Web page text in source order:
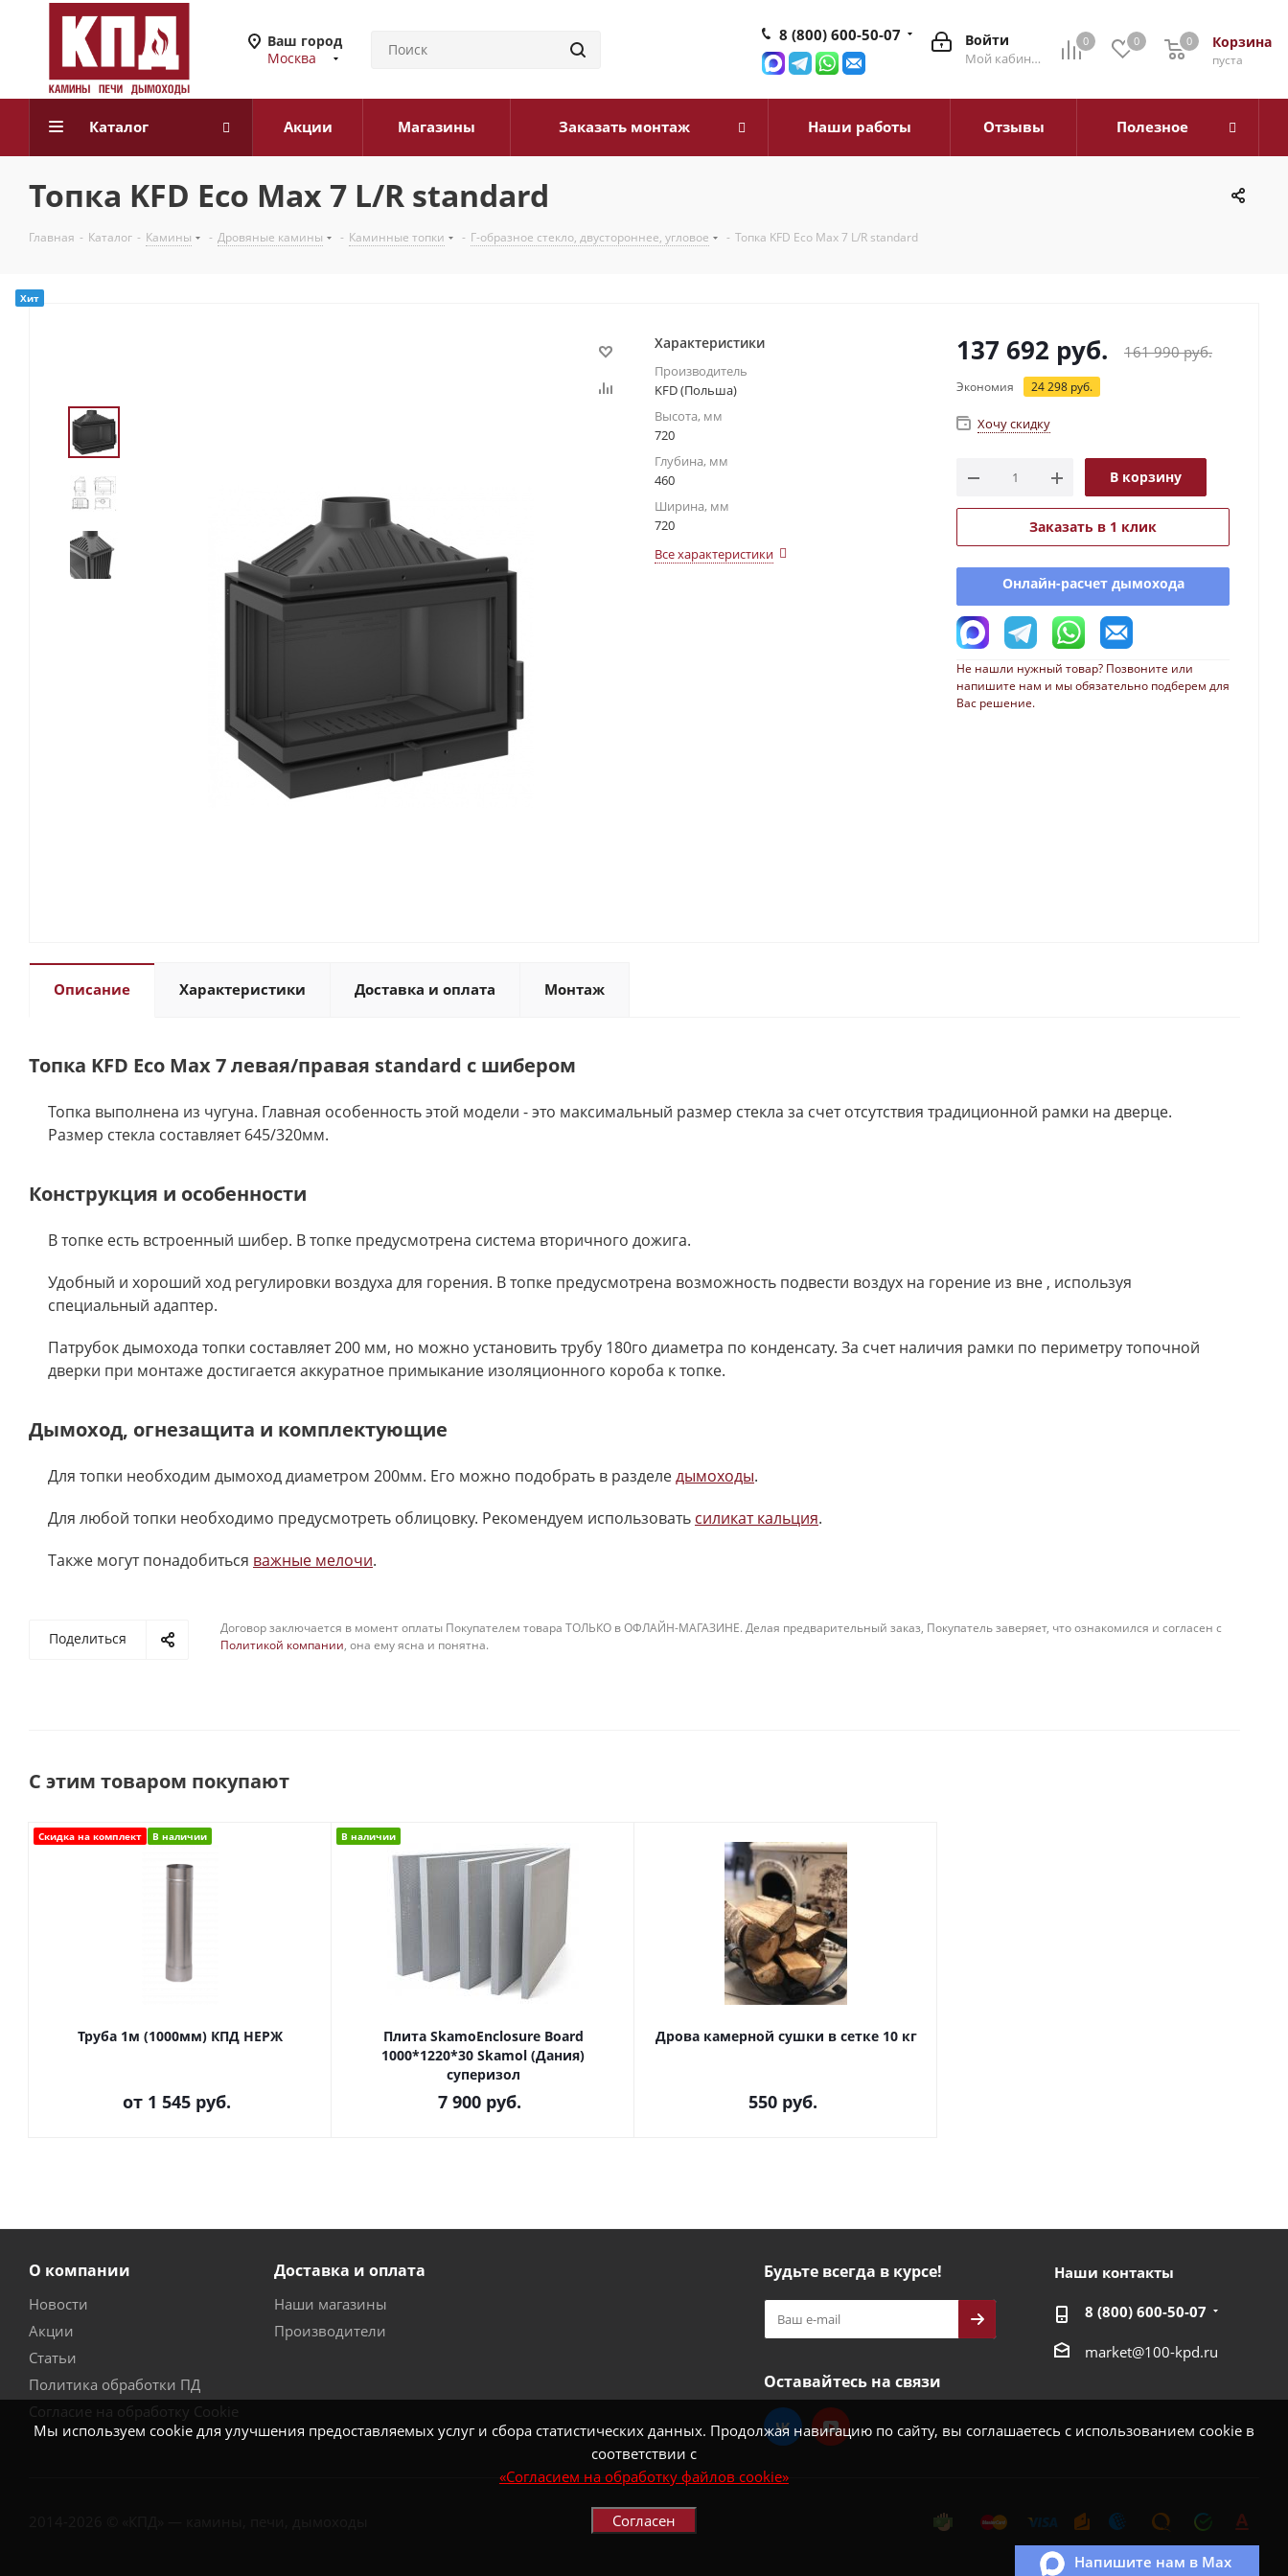
Мы используем cookie для улучшения предоставляемых услуг и сбора статистических данных. Продолжая навигацию по сайту, вы соглашаетесь с использованием cookie в
соответствии с
«Согласием на обработку файлов cookie»
Согласен
Напишите нам в Max
Ваш город
Москва
0 0 Корзина
0
пуста
0
Войти
Мой кабинет
8 (800) 600-50-07
Каталог Акции Магазины Заказать монтаж Наши работы Отзывы Полезное
Топка KFD Eco Max 7 L/R standard
Главная - Каталог - Камины - Дровяные камины - Каминные топки - Г-образное стекло, двустороннее, угловое - Топка KFD Eco Max 7 L/R standard
Хит
Характеристики
Производитель
KFD (Польша)
Высота, мм
720
Глубина, мм
460
Ширина, мм
720
Все характеристики
137 692 руб. 161 990руб.
Экономия 24 298 руб.
Хочу скидку
В корзину
Заказать в 1 клик
Онлайн-расчет дымохода
Не нашли нужный товар? Позвоните или
напишите нам и мы обязательно подберем для
Вас решение.
Описание Характеристики Доставка и оплата Монтаж
Топка KFD Eco Max 7 левая/правая standard с шибером
Топка выполнена из чугуна. Главная особенность этой модели - это максимальный размер стекла за счет отсутствия традиционной рамки на дверце.
Размер стекла составляет 645/320мм.
Конструкция и особенности
В топке есть встроенный шибер. В топке предусмотрена система вторичного дожига.
Удобный и хороший ход регулировки воздуха для горения. В топке предусмотрена возможность подвести воздух на горение из вне , используя
специальный адаптер.
Патрубок дымохода топки составляет 200 мм, но можно установить трубу 180го диаметра по конденсату. За счет наличия рамки по периметру топочной
дверки при монтаже достигается аккуратное примыкание изоляционного короба к топке.
Дымоход, огнезащита и комплектующие
Для топки необходим дымоход диаметром 200мм. Его можно подобрать в разделедымоходы.
Для любой топки необходимо предусмотреть облицовку. Рекомендуем использовать силикат кальция.
Также могут понадобиться важные мелочи.
Поделиться
Договор заключается в момент оплаты Покупателем товара ТОЛЬКО в ОФЛАЙН-МАГАЗИНЕ. Делая предварительный заказ, Покупатель заверяет, что ознакомился и согласен с
Политикой компании, она ему ясна и понятна.
С этим товаром покупают
Скидка на комплект В наличии
Труба 1м (1000мм) КПД НЕРЖ
от 1 545 руб.
В наличии
Плита SkamoEnclosure Board
1000*1220*30 Skamol (Дания)
суперизол
7 900 руб.
Дрова камерной сушки в сетке 10 кг
550руб.
О компании
Новости
Акции
Статьи
Политика обработки ПД
Согласие на обработку Cookie
Доставка и оплата
Наши магазины
Производители
Будьте всегда в курсе!
Оставайтесь на связи
Наши контакты
8 (800) 600-50-07
market@100-kpd.ru